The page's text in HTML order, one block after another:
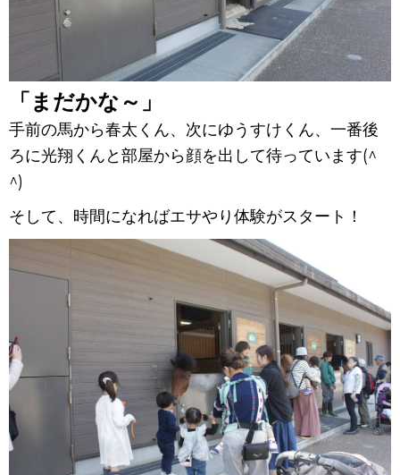
「まだかな～」
手前の馬から春太くん、次にゆうすけくん、一番後
ろに光翔 くんと部屋から顔を出して待っています(^
^)
そして、時間になればエサやり体験がスタート！